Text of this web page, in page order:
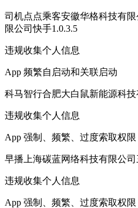
司机点点乘客安徽华格科技有
限公司快手1.0.3.5
违规收集个人信息
App 频繁自启动和关联启动
科马智行合肥大白鼠新能源科
违规收集个人信息
App 强制、频繁、过度索取权限
早播上海碳蓝网络科技有限公
违规收集个人信息
App 强制、频繁、过度索取权限